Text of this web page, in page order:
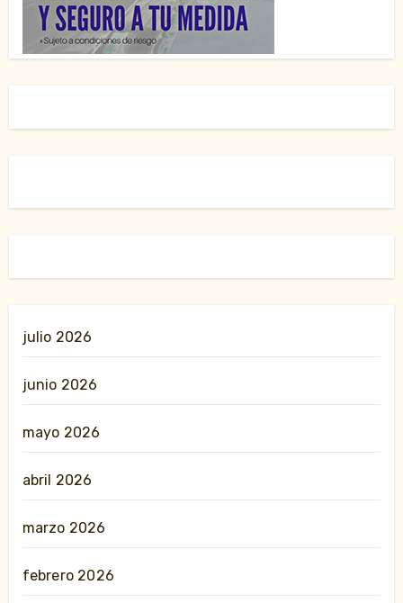
julio 2026
junio 2026
mayo 2026
abril 2026
marzo 2026
febrero 2026